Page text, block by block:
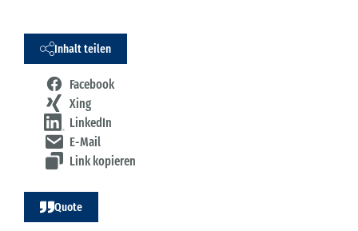
Inhalt teilen
Facebook
Xing
LinkedIn
E-Mail
Link kopieren
Quote